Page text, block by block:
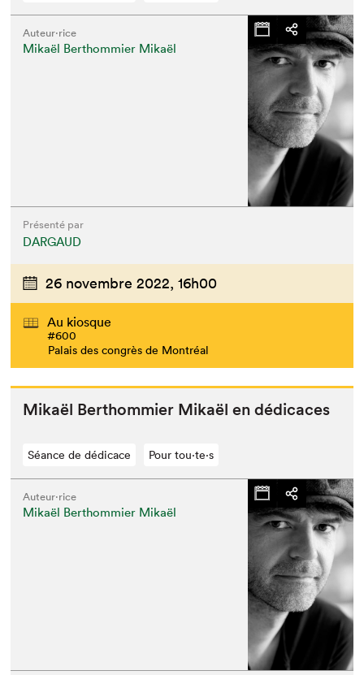
Auteur·rice
Mikaël Berthommier Mikaël
Présenté par
DARGAUD
26 novembre 2022, 16h00
Au kiosque
#600
Palais des congrès de Montréal
Mikaël Berthom­mi­er Mikaël en dédicaces
Séance de dédicace Pour tou⋅te⋅s
Auteur·rice
Mikaël Berthommier Mikaël